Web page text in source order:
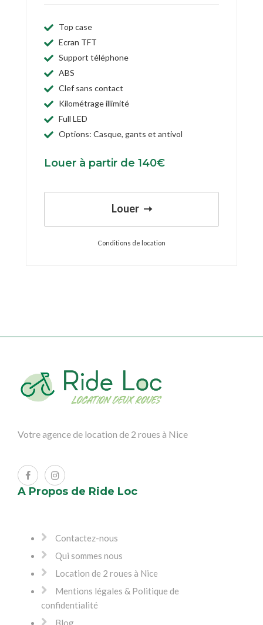
Top case
Ecran TFT
Support téléphone
ABS
Clef sans contact
Kilométrage illimité
Full LED
Options: Casque, gants et antivol
Louer à partir de 140€
Louer
Conditions de location
Votre agence de location de 2 roues à Nice
A Propos de Ride Loc
Contactez-nous
Qui sommes nous
Location de 2 roues à Nice
Mentions légales & Politique de
confidentialité
Blog